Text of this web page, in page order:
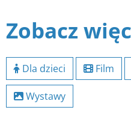
Zobacz
Dla dzieci Film
Wystawy